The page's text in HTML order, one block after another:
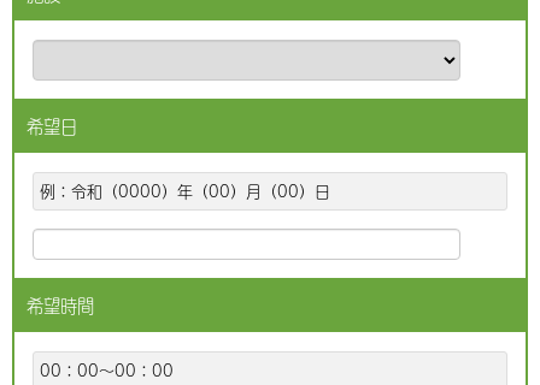
希望日
例：令和（0000）年（00）月（00）日
希望時間
00：00～00：00